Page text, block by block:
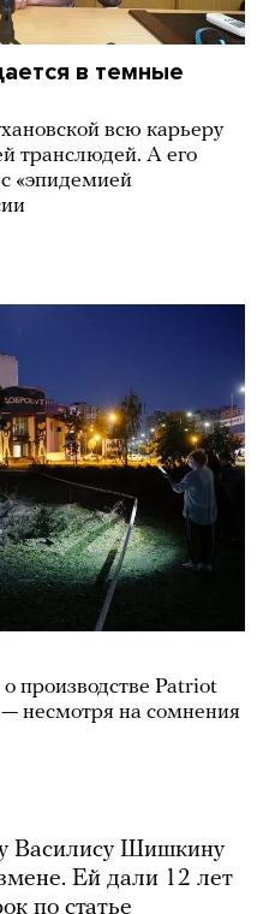
в темные
всю карьеру
транслюдей. А его
«эпидемией
производстве Patriot
несмотря на сомнения
Василису Шишкину
Ей дали 12 лет
по статье